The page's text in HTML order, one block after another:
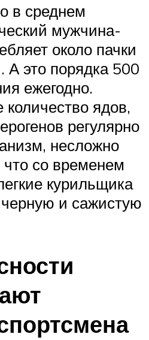
в среднем
мужчина-
около пачки
А это порядка 500
ежегодно.
ядов,
регулярно
несложно
что со временем
курильщика
и сажистую